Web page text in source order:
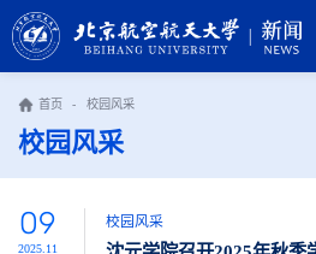
首页 - 校园风采
校园风采
09
2025.11
校园风采